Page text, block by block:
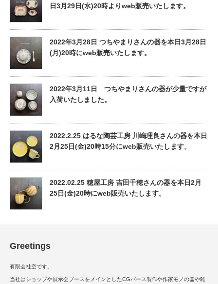
日3月29日(水)20時よりweb販売いたします。
2022年3月28日 つちやまりさんの器を本日3月28日
(月)20時にweb販売いたします。
2022年3月11日 つちやまりさんの器が少量ですが
入荷いたしました。
2022.2.25 はるな陶芸工房 川嶋理良さんの器を本日
2月25日(金)20時15分にweb販売いたします。
2022.02.25 穂屋工房 吉田千穂さんの器を本日2月
25日(金)20時にweb販売いたします。
Greetings
有限会社空です。
当社はショップや展示会ブースをメインとしたCGパース製作や作家モノの器や雑